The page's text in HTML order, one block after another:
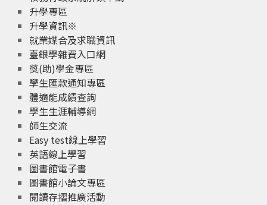
升學專區
升學資訊※
就業媒合及求職資訊
臺銀學雜費入口網
獎(助)學金專區
學生匯款通知專區
體適能成績查詢
學生生涯輔導網
師生交流
Easy test線上學習
英語線上學習
圖書館電子書
圖書館小論文專區
閱讀存摺推廣活動